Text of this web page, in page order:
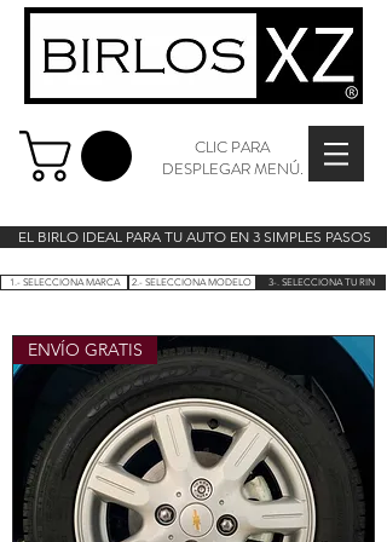
CLIC PARA
DESPLEGAR MENÚ.
EL BIRLO IDEAL PARA TU AUTO EN 3 SIMPLES PASOS
1.- SELECCIONA MARCA 2.- SELECCIONA MODELO 3-. SELECCIONA TU RIN
ENVÍO GRATIS